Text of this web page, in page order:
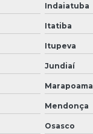
Indaiatuba
Itatiba
Itupeva
Jundiaí
Marapoama
Mendonça
Osasco